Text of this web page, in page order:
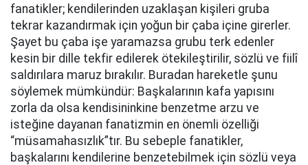
fanatikler; kendilerinden uzaklaşan kişileri gruba
tekrar kazandırmak için yoğun bir çaba içine girerler.
Şayet bu çaba işe yaramazsa grubu terk edenler
kesin bir dille tekfir edilerek ötekileştirilir, sözlü ve fiilî
saldırılara maruz bırakılır. Buradan hareketle şunu
söylemek mümkündür: Başkalarının kafa yapısını
zorla da olsa kendisininkine benzetme arzu ve
isteğine dayanan fanatizmin en önemli özelliği
“müsamahasızlık”tır. Bu sebeple fanatikler,
başkalarını kendilerine benzetebilmek için sözlü veya